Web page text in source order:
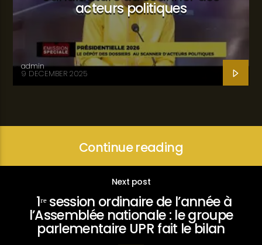
acteurs politiques
admin
9 DECEMBER 2025
Continue reading
Next post
1ʳᵉ session ordinaire de l’année à
l’Assemblée nationale : le groupe
parlementaire UPR fait le bilan